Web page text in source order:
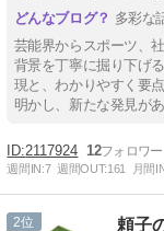
多彩な
芸能界からスポーツ、
背景を丁寧に掘り下げ
現と、わかりやすく要
明かし、新たな発見が
2117924 12
週間IN:7 週間OUT:161 月間
2